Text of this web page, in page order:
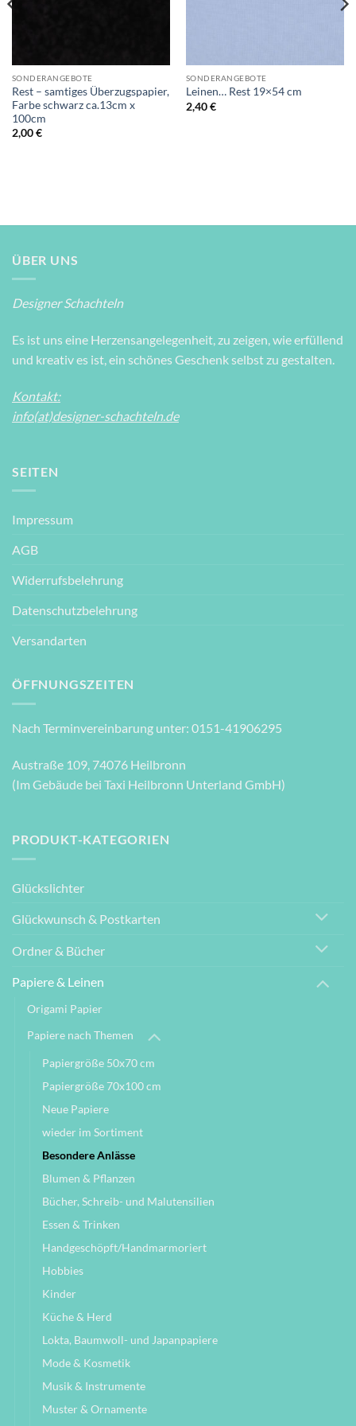
SONDERANGEBOTE
Rest – samtiges Überzugspapier,
Farbe schwarz ca.13cm x
100cm
2,00€
SONDERANGEBOTE
Leinen… Rest 19×54 cm
2,40€
ÜBER UNS
Designer Schachteln
Es ist uns eine Herzensangelegenheit, zu zeigen, wie erfüllend
und kreativ es ist, ein schönes Geschenk selbst zu gestalten.
Kontakt:
info(at)designer-schachteln.de
SEITEN
Impressum
AGB
Widerrufsbelehrung
Datenschutzbelehrung
Versandarten
ÖFFNUNGSZEITEN
Nach Terminvereinbarung unter: 0151-41906295
Austraße 109, 74076 Heilbronn
(Im Gebäude bei Taxi Heilbronn Unterland GmbH)
PRODUKT-KATEGORIEN
Glückslichter
Glückwunsch & Postkarten
Ordner & Bücher
Papiere & Leinen
Origami Papier
Papiere nach Themen
Papiergröße 50x70 cm
Papiergröße 70x100 cm
Neue Papiere
wieder im Sortiment
Besondere Anlässe
Blumen & Pflanzen
Bücher, Schreib- und Malutensilien
Essen & Trinken
Handgeschöpft/Handmarmoriert
Hobbies
Kinder
Küche & Herd
Lokta, Baumwoll- und Japanpapiere
Mode & Kosmetik
Musik & Instrumente
Muster & Ornamente